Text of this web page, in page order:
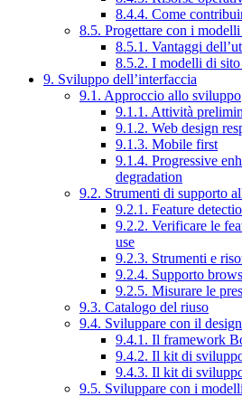
8.4.4. Come
8.5. Progettare con i
8.5.1. Vantaggi
8.5.2. I modelli di
9. Sviluppo dell’interfaccia
9.1. Approccio allo sviluppo
9.1.1. Attività
9.1.2. Web design
9.1.3. Mobile first
9.1.4. Progressive
degradation
9.2. Strumenti di supporto
9.2.1. Feature
9.2.2. Verificare le
use
9.2.3. Strumenti e
9.2.4. Supporto
9.2.5. Misurare le
9.3. Catalogo del riuso
9.4. Sviluppare con il
9.4.1. Il framework
9.4.2. Il kit di
9.4.3. Il kit di
9.5. Sviluppare con i